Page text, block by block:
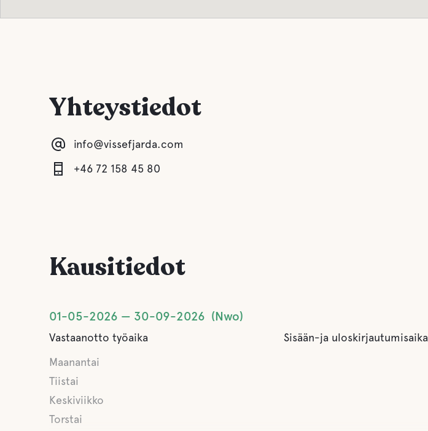
Yhteystiedot
info@vissefjarda.com
+46 72 158 45 80
Kausitiedot
01-05-2026 30-09-2026 Nwo
Vastaanotto työaika
Maanantai
Tiistai
Keskiviikko
Torstai
Sisään-ja uloskirjautumisaika